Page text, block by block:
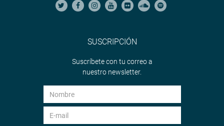
SUSCRIPCIÓN
Suscríbete con tu correo a
nuestro newsletter.